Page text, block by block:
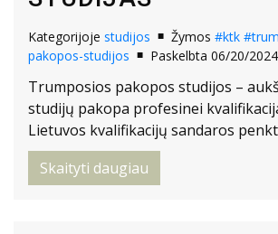
Kategorijoje studijos Žymos #ktk
pakopos-studijos
Paskelbta 06/20/2024
Trumposios pakopos studijos –
studijų pakopa profesinei
Lietuvos kvalifikacijų sandaros
Skaityti daugiau